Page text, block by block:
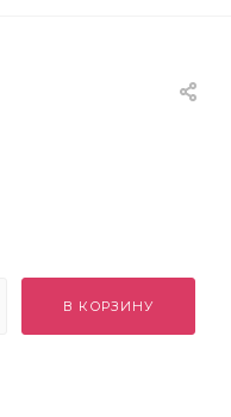
В КОРЗИНУ